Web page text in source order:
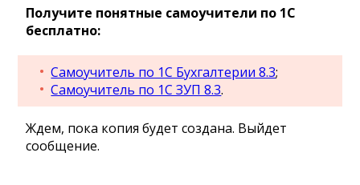
Получите понятные самоучители по 1С
бесплатно:
Самоучитель по 1С Бухгалтерии 8.3;
Самоучитель по 1С ЗУП 8.3.
Ждем, пока копия будет создана. Выйдет
сообщение.